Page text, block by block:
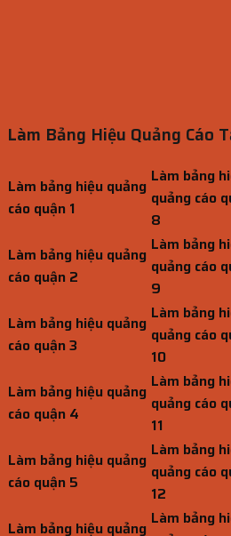
Làm Bảng Hiệu Quảng Cáo
Làm bảng hiệu quảng
cáo quận 1
Làm bảng
quảng cáo
8
Làm bảng hiệu quảng
cáo quận 2
Làm bảng
quảng cáo
9
Làm bảng hiệu quảng
cáo quận 3
Làm bảng
quảng cáo
10
Làm bảng hiệu quảng
cáo quận 4
Làm bảng
quảng cáo
11
Làm bảng hiệu quảng
cáo quận 5
Làm bảng
quảng cáo
12
Làm bảng hiệu quảng Làm bảng